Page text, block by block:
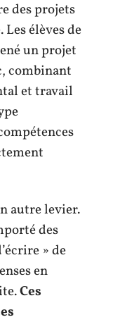
des projets
Les élèves de
un projet
combinant
et travail
autre levier.
des
» de
en
Ces